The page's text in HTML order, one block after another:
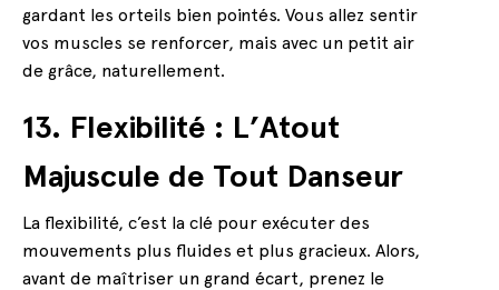
gardant les orteils bien pointés. Vous allez sentir
vos muscles se renforcer, mais avec un petit air
de grâce, naturellement.
13. Flexibilité : L’Atout
Majuscule de Tout Danseur
La flexibilité, c’est la clé pour exécuter des
mouvements plus fluides et plus gracieux. Alors,
avant de maîtriser un grand écart, prenez le